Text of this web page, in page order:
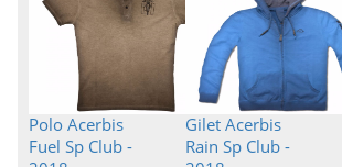
Polo Acerbis
Fuel Sp Club -
Gilet Acerbis
Rain Sp Club -